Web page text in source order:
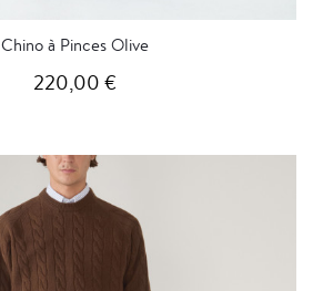
Chino à Pinces Olive
220,00 €